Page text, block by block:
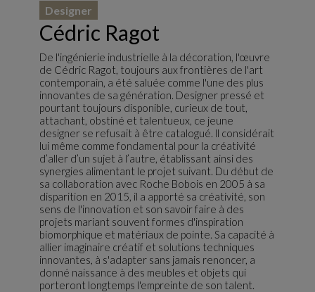
Cédric Ragot
Designer
De l'ingénierie industrielle à la décoration, l'œuvre
de Cédric Ragot, toujours aux frontières de l'art
contemporain, a été saluée comme l'une des plus
innovantes de sa génération. Designer pressé et
pourtant toujours disponible, curieux de tout,
attachant, obstiné et talentueux, ce jeune
designer se refusait à être catalogué. ll considérait
lui même comme fondamental pour la créativité
d’aller d’un sujet à l’autre, établissant ainsi des
synergies alimentant le projet suivant. Du début de
sa collaboration avec Roche Bobois en 2005 à sa
disparition en 2015, il a apporté sa créativité, son
sens de l'innovation et son savoir faire à des
projets mariant souvent formes d'inspiration
biomorphique et matériaux de pointe. Sa capacité à
allier imaginaire créatif et solutions techniques
innovantes, à s'adapter sans jamais renoncer, a
donné naissance à des meubles et objets qui
porteront longtemps l'empreinte de son talent.